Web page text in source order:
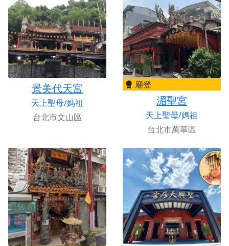
景美代天宮
天上聖母/媽祖
台北市文山區
廟登
湄聖宮
天上聖母/媽祖
台北市萬華區